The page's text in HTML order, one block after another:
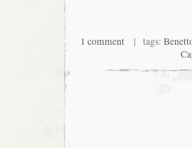
1 comment | tags: